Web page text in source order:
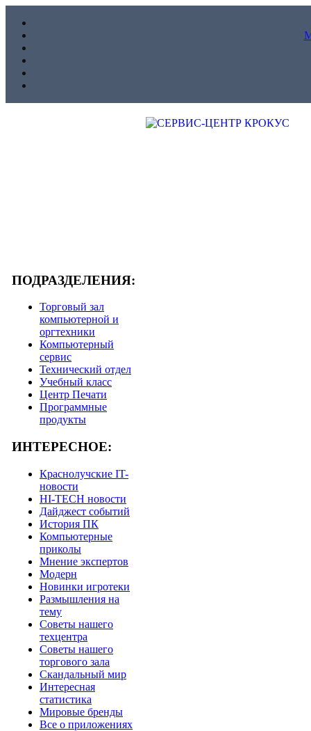
ПОДРАЗДЕЛЕНИЯ:
Торговый зал
компьютерной и
оргтехники
Компьютерный
сервис
Технический отдел
Учебный класс
Центр Печати
Программные
продукты
ИНТЕРЕСНОЕ:
Краснолучские IT-
новости
HI-TECH новости
Дайджест событий
История ПК
Компьютерные
приколы
Мнение экспертов
Модерн
Новинки игротеки
Размышления на
тему
Советы нашего
техцентра
Советы нашего
торгового зала
Скандальный мир
Интересная
статистика
Мировые бренды
Все о приложениях